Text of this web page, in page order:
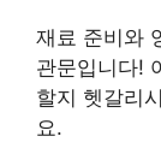
재료 준비와
관문입니다!
할지 헷갈리
요.